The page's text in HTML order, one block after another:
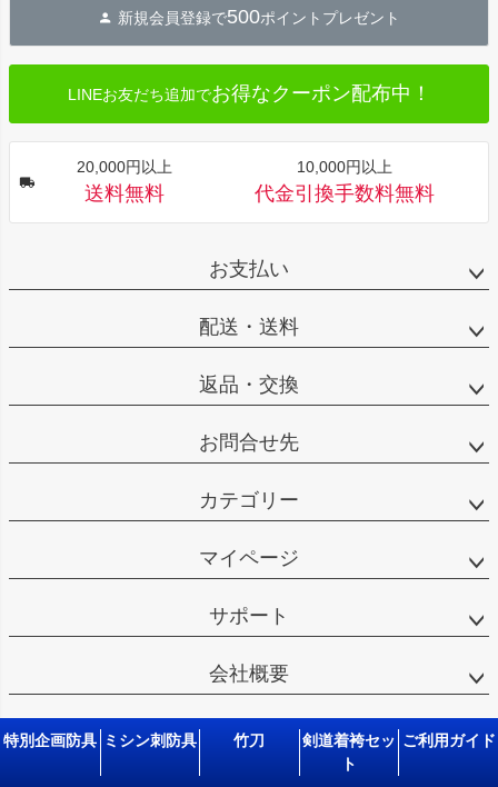
へ
新規会員登録で500ポイントプレゼント
LINEお友だち追加でお得なクーポン配布中！
20,000円以上
送料無料
10,000円以上
代金引換手数料無料
お支払い
配送・送料
返品・交換
お問合せ先
カテゴリー
マイページ
サポート
会社概要
特別企画防具 ミシン刺防具 竹刀
剣道着袴セッ
ト
ご利用ガイド